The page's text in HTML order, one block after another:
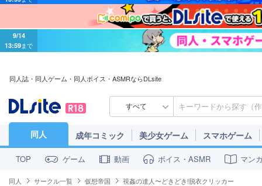
9/14
13:59 まで
同人誌・同人ゲーム・同人ボイス・ASMRならDLsite
すべて
同人 成年コミック 美少女ゲーム スマホゲーム
TOP ゲーム 動画 ボイス・ASMR マン
同人 サークル一覧 仮想帝国 視姦の達人〜どきどき!脱衣クリッカー